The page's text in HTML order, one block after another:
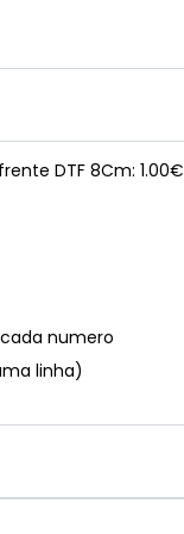
DTF 8Cm: 1.00€
cada numero
linha)